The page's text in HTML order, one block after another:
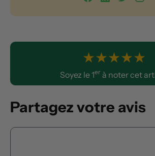
★★★★★
Soyez le 1er à noter cet
Partagez votre avis
Commentaire